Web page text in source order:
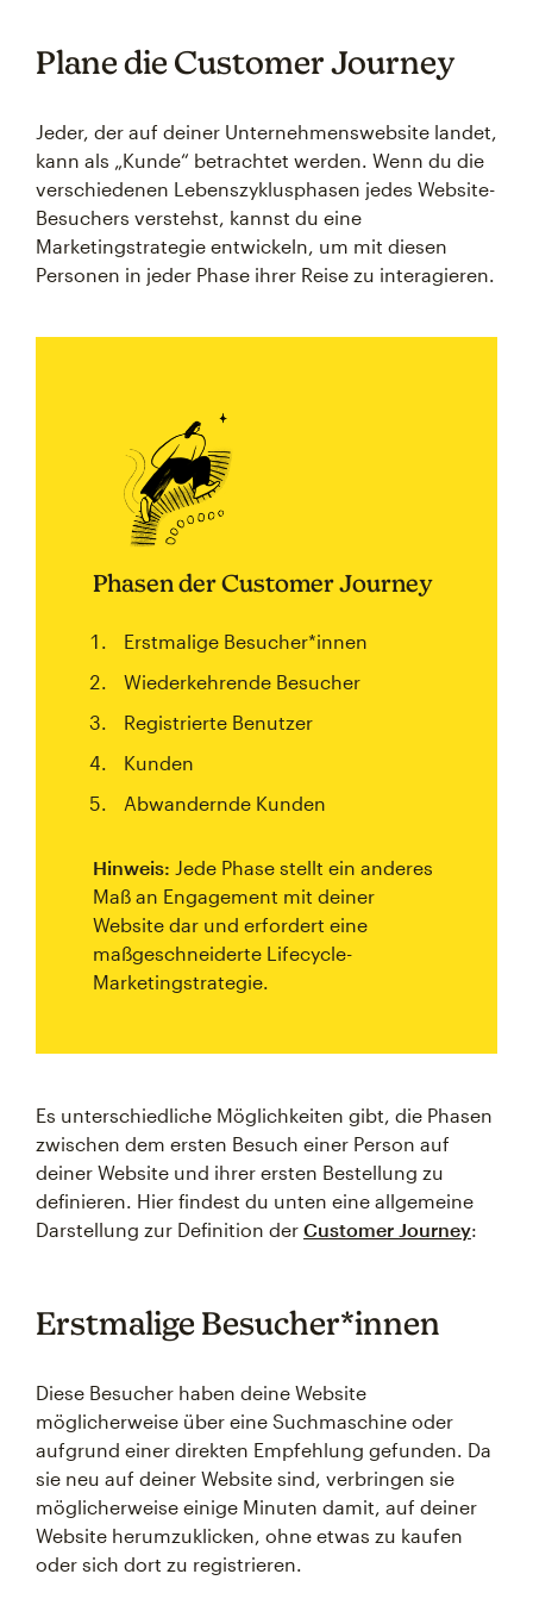
Plane die Customer Journey
Jeder, der auf deiner Unternehmenswebsite landet,
kann als „Kunde“ betrachtet werden. Wenn du die
verschiedenen Lebenszyklusphasen jedes Website-
Besuchers verstehst, kannst du eine
Marketingstrategie entwickeln, um mit diesen
Personen in jeder Phase ihrer Reise zu interagieren.
Phasen der Customer Journey
Erstmalige Besucher*innen
Wiederkehrende Besucher
Registrierte Benutzer
Kunden
Abwandernde Kunden
Hinweis: Jede Phase stellt ein anderes
Maß an Engagement mit deiner
Website dar und erfordert eine
maßgeschneiderte Lifecycle-
Marketingstrategie.
Es unterschiedliche Möglichkeiten gibt, die Phasen
zwischen dem ersten Besuch einer Person auf
deiner Website und ihrer ersten Bestellung zu
definieren. Hier findest du unten eine allgemeine
Darstellung zur Definition der Customer Journey:
Erstmalige Besucher*innen
Diese Besucher haben deine Website
möglicherweise über eine Suchmaschine oder
aufgrund einer direkten Empfehlung gefunden. Da
sie neu auf deiner Website sind, verbringen sie
möglicherweise einige Minuten damit, auf deiner
Website herumzuklicken, ohne etwas zu kaufen
oder sich dort zu registrieren.